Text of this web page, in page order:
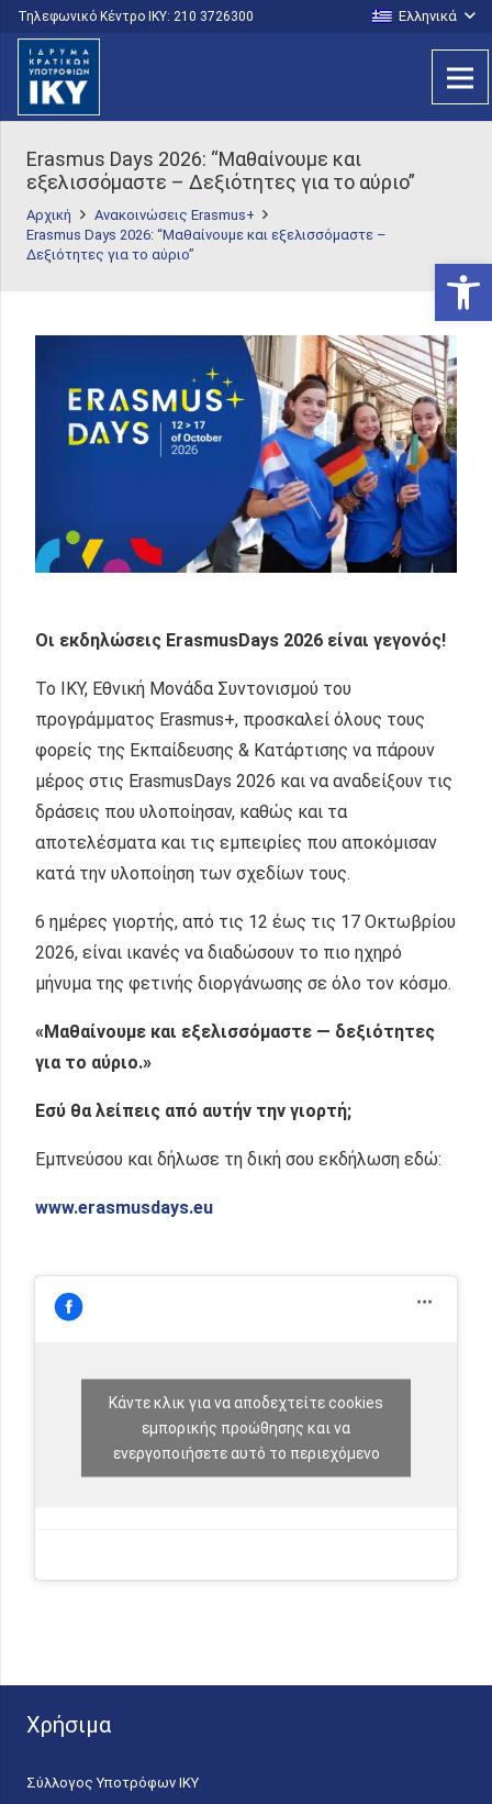
Τηλεφωνικό Κέντρο IKY: 210 3726300 Ελληνικά
Erasmus Days 2026: “Μαθαίνουμε και
εξελισσόμαστε – Δεξιότητες για το αύριο”
Αρχική
Ανακοινώσεις Erasmus+
Erasmus Days 2026: “Μαθαίνουμε και εξελισσόμαστε –
Δεξιότητες για το αύριο”
Οι εκδηλώσεις ErasmusDays 2026 είναι γεγονός!
Το ΙΚΥ, Εθνική Μονάδα Συντονισμού του
προγράμματος Erasmus+, προσκαλεί όλους τους
φορείς της Εκπαίδευσης & Κατάρτισης να πάρουν
μέρος στις ErasmusDays 2026 και να αναδείξουν τις
δράσεις που υλοποίησαν, καθώς και τα
αποτελέσματα και τις εμπειρίες που αποκόμισαν
κατά την υλοποίηση των σχεδίων τους.
6 ημέρες γιορτής, από τις 12 έως τις 17 Οκτωβρίου
2026, είναι ικανές να διαδώσουν το πιο ηχηρό
μήνυμα της φετινής διοργάνωσης σε όλο τον κόσμο.
«Μαθαίνουμε και εξελισσόμαστε — δεξιότητες
για το αύριο.»
Εσύ θα λείπεις από αυτήν την γιορτή;
Εμπνεύσου και δήλωσε τη δική σου εκδήλωση εδώ:
www.erasmusdays.eu
Κάντε κλικ για να αποδεχτείτε cookies
εμπορικής προώθησης και να
ενεργοποιήσετε αυτό το περιεχόμενο
Χρήσιμα
Σύλλογος Υποτρόφων ΙΚΥ